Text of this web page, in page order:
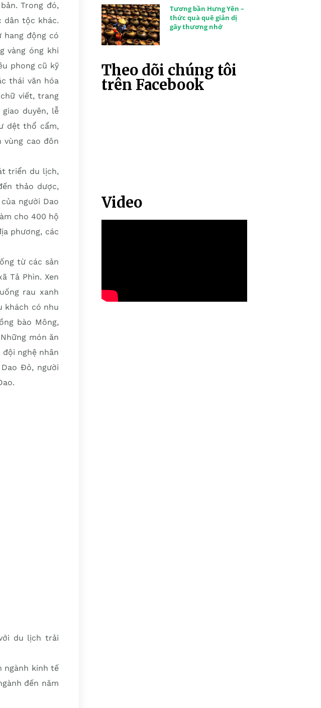
Trong đó,
dân tộc khác.
hang động có
vàng óng khi
phong cũ kỹ
thái văn hóa
viết, trang
duyên, lễ
dệt thổ cẩm,
vùng cao đôn
triển du lịch,
thảo dược,
người Dao
cho 400 hộ
phương, các
từ các sản
Tả Phìn. Xen
rau xanh
khách có nhu
bào Mông,
món ăn
đội nghệ nhân
Đỏ, người
du lịch trải
ngành kinh tế
đến năm
Tương bần Hưng Yên –
thức quà quê giản dị
gây thương nhớ
Theo dõi chúng tôi
trên Facebook
Video